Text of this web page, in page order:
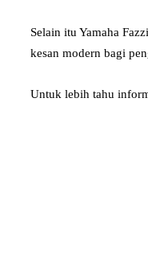
Selain itu Yamaha
kesan modern bagi
Untuk lebih tahu